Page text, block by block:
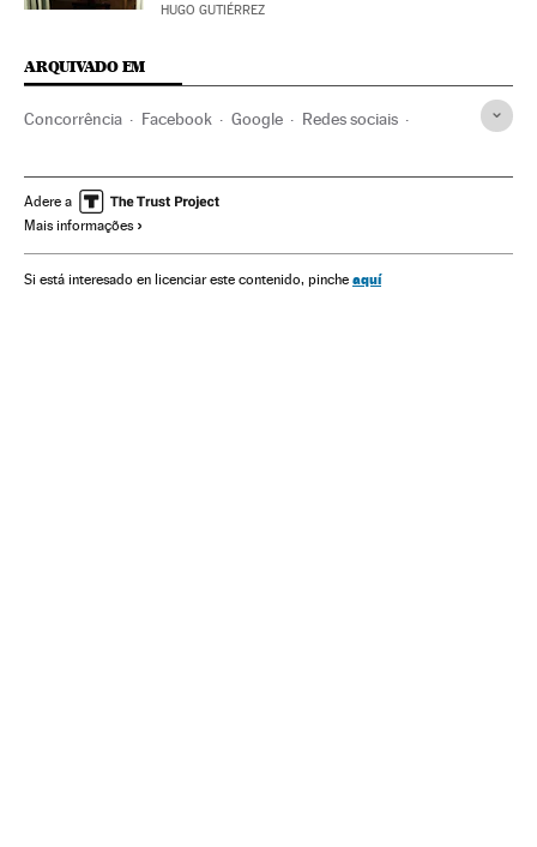
HUGO GUTIÉRREZ
ARQUIVADO EM
Concorrência Facebook Google Redes sociais
América do Norte Internet
Comércio Economia
Adere a
Mais informações
Si está interesado en licenciar este contenido, pinche aquí